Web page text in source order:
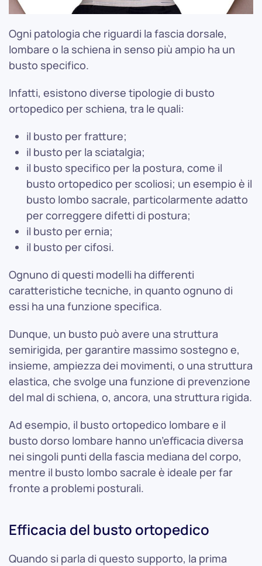
Ogni patologia che riguardi la fascia dorsale,
lombare o la schiena in senso più ampio ha un
busto specifico.
Infatti, esistono diverse tipologie di busto
ortopedico per schiena, tra le quali:
il busto per fratture;
il busto per la sciatalgia;
il busto specifico per la postura, come il
busto ortopedico per scoliosi; un esempio è il
busto lombo sacrale, particolarmente adatto
per correggere difetti di postura;
il busto per ernia;
il busto per cifosi.
Ognuno di questi modelli ha differenti
caratteristiche tecniche, in quanto ognuno di
essi ha una funzione specifica.
Dunque, un busto può avere una struttura
semirigida, per garantire massimo sostegno e,
insieme, ampiezza dei movimenti, o una struttura
elastica, che svolge una funzione di prevenzione
del mal di schiena, o, ancora, una struttura rigida.
Ad esempio, il busto ortopedico lombare e il
busto dorso lombare hanno un’efficacia diversa
nei singoli punti della fascia mediana del corpo,
mentre il busto lombo sacrale è ideale per far
fronte a problemi posturali.
Efficacia del busto ortopedico
Quando si parla di questo supporto, la prima